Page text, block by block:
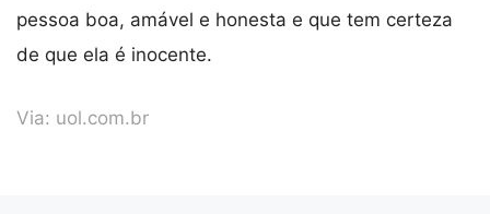
pessoa boa, amável e honesta e que tem certeza
de que ela é inocente.
Via: uol.com.br